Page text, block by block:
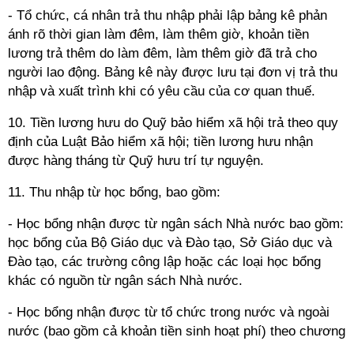
- Tổ chức, cá nhân trả thu nhập phải lập bảng kê phản
ánh rõ thời gian làm đêm, làm thêm giờ, khoản tiền
lương trả thêm do làm đêm, làm thêm giờ đã trả cho
người lao động. Bảng kê này được lưu tại đơn vị trả thu
nhập và xuất trình khi có yêu cầu của cơ quan thuế.
10. Tiền lương hưu do Quỹ bảo hiểm xã hội trả theo quy
định của Luật Bảo hiểm xã hội; tiền lương hưu nhận
được hàng tháng từ Quỹ hưu trí tự nguyện.
11. Thu nhập từ học bổng, bao gồm:
- Học bổng nhận được từ ngân sách Nhà nước bao gồm:
học bổng của Bộ Giáo dục và Đào tạo, Sở Giáo dục và
Đào tạo, các trường công lập hoặc các loại học bổng
khác có nguồn từ ngân sách Nhà nước.
- Học bổng nhận được từ tổ chức trong nước và ngoài
nước (bao gồm cả khoản tiền sinh hoạt phí) theo chương